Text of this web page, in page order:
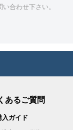
合わせ下さい。
あるご質問
入ガイド